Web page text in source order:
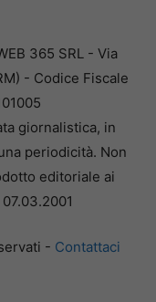
365 SRL - Via
- Codice Fiscale
giornalistica, in
periodicità. Non
editoriale ai
- Contattaci